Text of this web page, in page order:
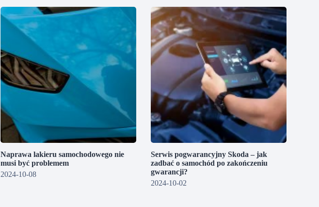
Naprawa lakieru samochodowego nie
musi być problemem
2024-10-08
Serwis pogwarancyjny Skoda – jak
zadbać o samochód po zakończeniu
gwarancji?
2024-10-02